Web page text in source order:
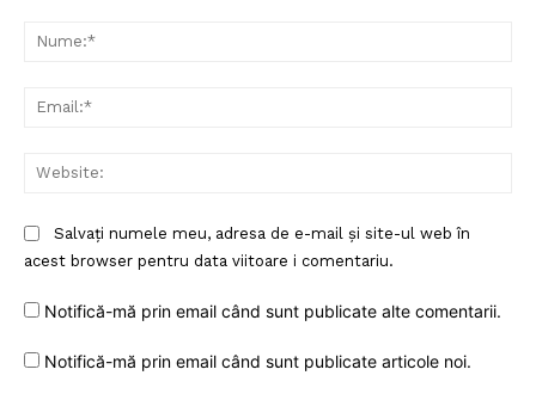
Salvați numele meu, adresa de e-mail și site-ul web în
acest browser pentru data viitoare i comentariu.
Notifică-mă prin email când sunt publicate alte comentarii.
Notifică-mă prin email când sunt publicate articole noi.